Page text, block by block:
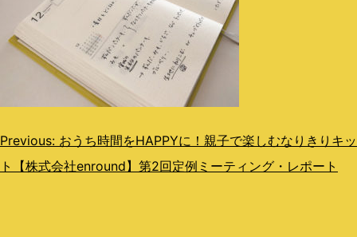
投
稿
Previous: おうち時間をHAPPYに！親子で楽しむなりきりキッ
ト【株式会社enround】第2回定例ミーティング・レポート